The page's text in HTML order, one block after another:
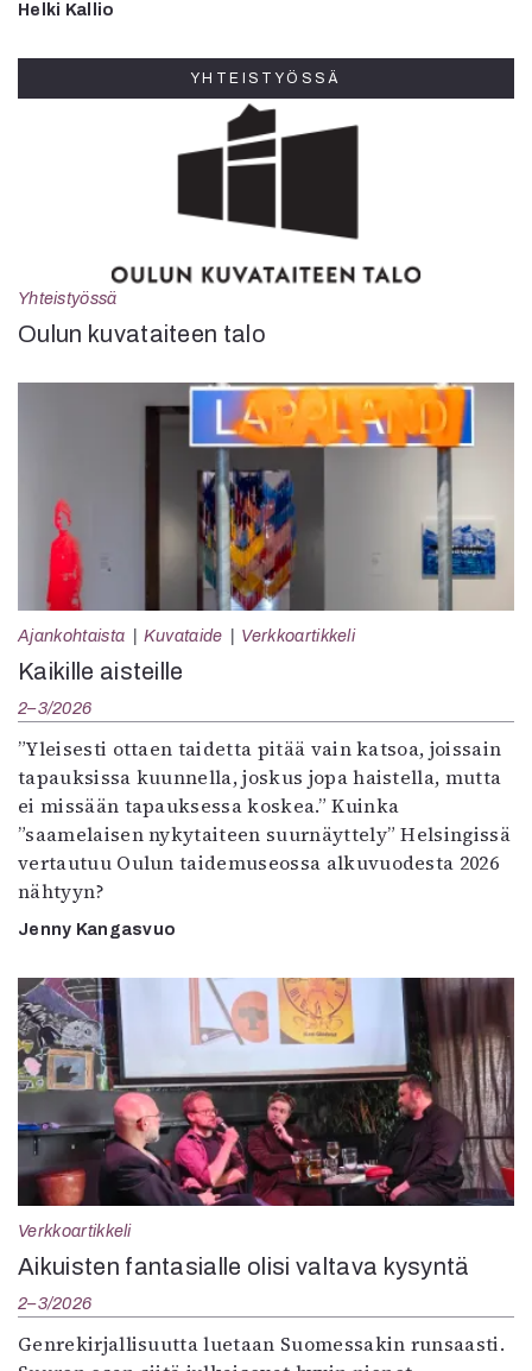
Helki Kallio
YHTEISTYÖSSÄ
Yhteistyössä
Oulun kuvataiteen talo
Ajankohtaista Kuvataide Verkkoartikkeli
Kaikille aisteille
2–3/2026
”Yleisesti ottaen taidetta pitää vain katsoa, joissain
tapauksissa kuunnella, joskus jopa haistella, mutta
ei missään tapauksessa koskea.” Kuinka
”saamelaisen nykytaiteen suurnäyttely” Helsingissä
vertautuu Oulun taidemuseossa alkuvuodesta 2026
nähtyyn?
Jenny Kangasvuo
Verkkoartikkeli
Aikuisten fantasialle olisi valtava kysyntä
2–3/2026
Genrekirjallisuutta luetaan Suomessakin runsaasti.